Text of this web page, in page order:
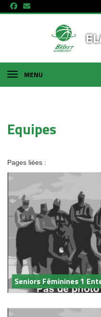
MENU
Equipes
Pages liées :
Seniors Féminines 1
Panneau de gestion des cookies